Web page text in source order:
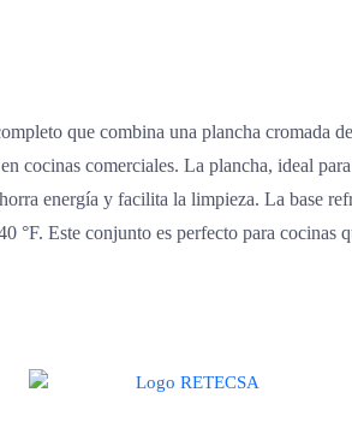
que combina una plancha cromada
cocinas comerciales. La plancha, ideal
energía y facilita la limpieza. La base
°F. Este conjunto es perfecto para